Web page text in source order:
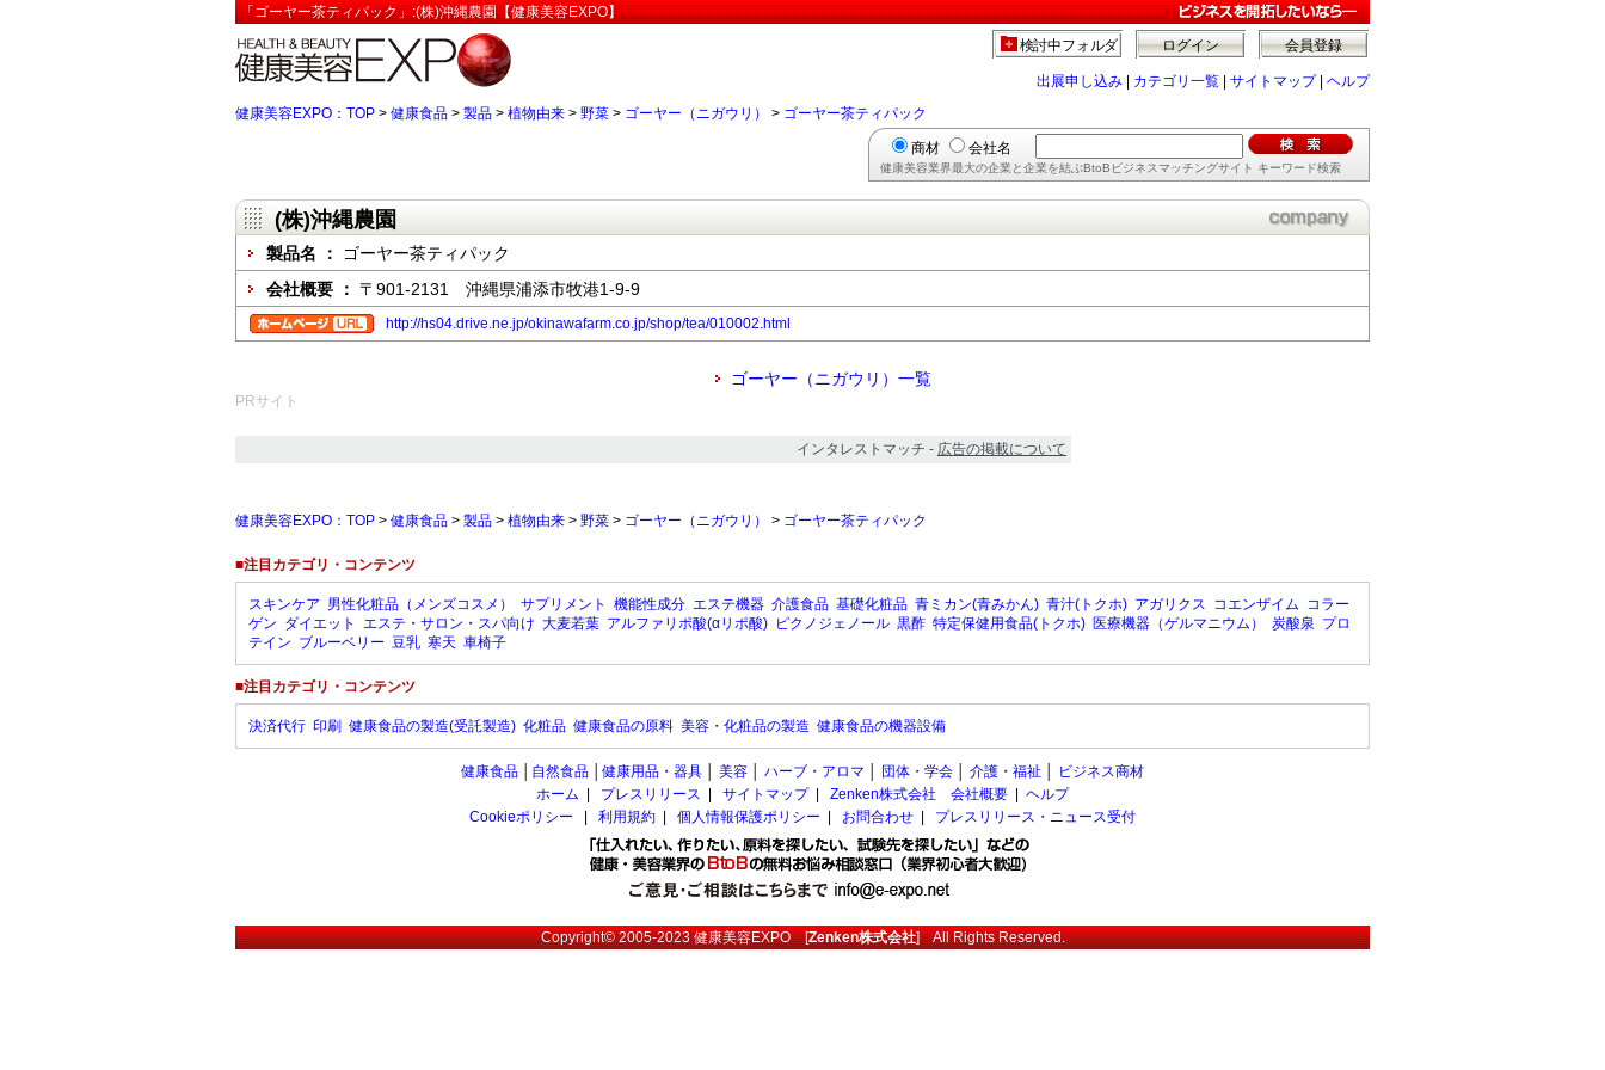
「ゴーヤー茶ティパック」:(株)沖縄農園【健康美容EXPO】
会員登録
ログイン
検討中フォルダ
出展申し込み カテゴリ一覧 サイトマップ| ヘルプ
健康美容EXPO：TOP > 健康食品 > 製品 > 植物由来 > 野菜 > ゴーヤー（ニガウリ） > ゴーヤー茶ティパック
商材 会社名
健康美容業界最大の企業と企業を結ぶBtoBビジネスマッチングサイト キーワード検索
(株)沖縄農園
製品名 ：
ゴーヤー茶ティパック
会社概要 ： 〒901-2131 沖縄県浦添市牧港1-9-9
http://hs04.drive.ne.jp/okinawafarm.co.jp/shop/tea/010002.html
ゴーヤー（ニガウリ）一覧
PRサイト
インタレストマッチ - 広告の掲載について
健康美容EXPO：TOP > 健康食品 > 製品 > 植物由来 > 野菜 > ゴーヤー（ニガウリ） > ゴーヤー茶ティパック
■注目カテゴリ・コンテンツ
スキンケア 男性化粧品（メンズコスメ） サプリメント 機能性成分 エステ機器 介護食品 基礎化粧品 青ミカン(青みかん) 青汁(トクホ) アガリクス コエンザイム コラー
ゲン ダイエット エステ・サロン・スパ向け 大麦若葉 アルファリポ酸(αリポ酸) ピクノジェノール 黒酢 特定保健用食品(トクホ) 医療機器（ゲルマニウム） 炭酸泉 プロ
テイン ブルーベリー 豆乳 寒天 車椅子
■注目カテゴリ・コンテンツ
決済代行 印刷 健康食品の製造(受託製造) 化粧品 健康食品の原料 美容・化粧品の製造 健康食品の機器設備
健康食品 自然食品 健康用品・器具 美容 ハーブ・アロマ 団体・学会 介護・福祉
ビジネス商材
ホーム
プレスリリース サイトマップ| Zenken株式会社 会社概要
ヘルプ
Cookieポリシー
利用規約 個人情報保護ポリシー お問合わせ プレスリリース・ニュース受付
Copyright© 2005-2023健康美容EXPO[Zenken株式会社] All Rights Reserved.